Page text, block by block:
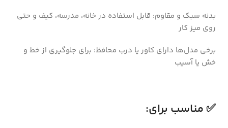
بدنه سبک و مقاوم: قابل استفاده در خانه، مدرسه، کیف و حتی
روی میز کار
برخی مدل‌ها دارای کاور یا درب محافظ: برای جلوگیری از خط و
خش یا آسیب
✅ مناسب برای: